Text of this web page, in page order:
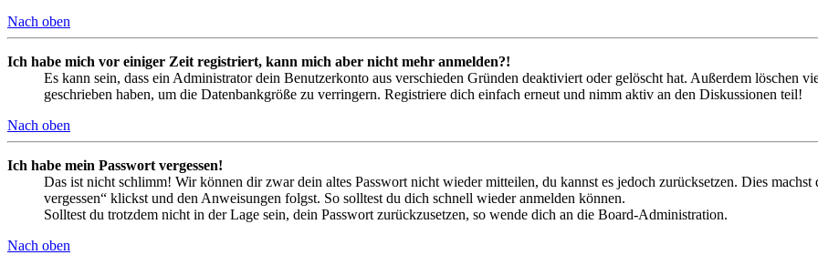
Nach oben
Ich habe mich vor einiger Zeit registriert, kann mich aber nicht mehr anmelden?!
Es kann sein, dass ein Administrator dein Benutzerkonto aus verschieden Gründen deaktiviert oder gelöscht hat. Außerdem löschen
geschrieben haben, um die Datenbankgröße zu verringern. Registriere dich einfach erneut und nimm aktiv an den Diskussionen teil!
Nach oben
Ich habe mein Passwort vergessen!
Das ist nicht schlimm! Wir können dir zwar dein altes Passwort nicht wieder mitteilen, du kannst es jedoch zurücksetzen. Dies
vergessen“ klickst und den Anweisungen folgst. So solltest du dich schnell wieder anmelden können.
Solltest du trotzdem nicht in der Lage sein, dein Passwort zurückzusetzen, so wende dich an die Board-Administration.
Nach oben